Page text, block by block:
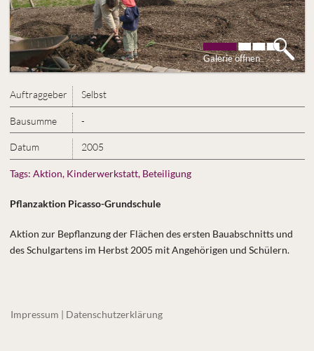
Galerie öffnen
Auftraggeber Selbst
Bausumme -
Datum 2005
Tags: Aktion, Kinderwerkstatt, Beteiligung
Pflanzaktion Picasso-Grundschule
Aktion zur Bepflanzung der Flächen des ersten Bauabschnitts und
des Schulgartens im Herbst 2005 mit Angehörigen und Schülern.
Impressum | Datenschutzerklärung